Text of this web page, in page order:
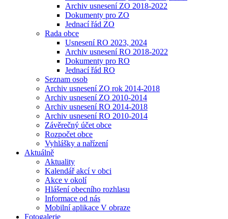
Archiv usnesení ZO 2018-2022
Dokumenty pro ZO
Jednací řád ZO
Rada obce
Usnesení RO 2023, 2024
Archiv usnesení RO 2018-2022
Dokumenty pro RO
Jednací řád RO
Seznam osob
Archiv usnesení ZO rok 2014-2018
Archiv usnesení ZO 2010-2014
Archiv usnesení RO 2014-2018
Archiv usnesení RO 2010-2014
Závěrečný účet obce
Rozpočet obce
Vyhlášky a nařízení
Aktuálně
Aktuality
Kalendář akcí v obci
Akce v okolí
Hlášení obecního rozhlasu
Informace od nás
Mobilní aplikace V obraze
Fotogalerie